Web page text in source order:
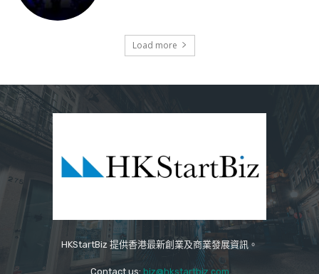
Load more
HKStartBiz 提供香港最新創業及商業發展資訊。
Contact us: biz@hkstartbiz.com